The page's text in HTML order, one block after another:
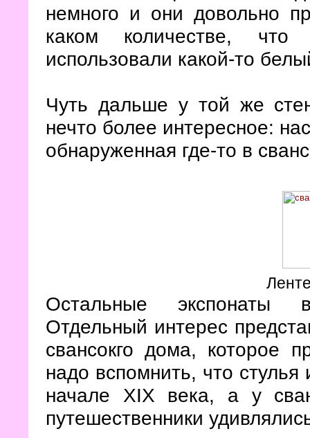
немного и они довольно
каком количестве,
использовали какой-то
Чуть дальше у той же
нечто более интересное:
обнаруженная где-то в
Остальные экспонаты
Отдельный интерес
свансокго дома, которое
надо вспомнить, что стулья
начале XIX века, а у
путешественники